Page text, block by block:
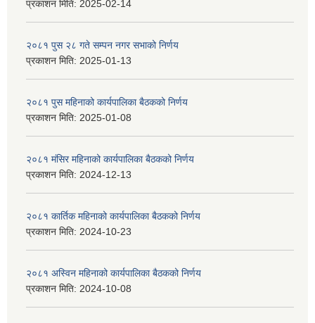
प्रकाशन मिति: 2025-02-14
२०८१ पुस २८ गते सम्प‍न नगर सभाको निर्णय
प्रकाशन मिति: 2025-01-13
२०८१ पुस महिनाको कार्यपालिका बैठकको निर्णय
प्रकाशन मिति: 2025-01-08
२०८१ मंसिर महिनाको कार्यपालिका बैठकको निर्णय
प्रकाशन मिति: 2024-12-13
२०८१ कार्तिक महिनाको कार्यपालिका बैठकको निर्णय
प्रकाशन मिति: 2024-10-23
२०८१ अस्विन महिनाको कार्यपालिका बैठकको निर्णय
प्रकाशन मिति: 2024-10-08